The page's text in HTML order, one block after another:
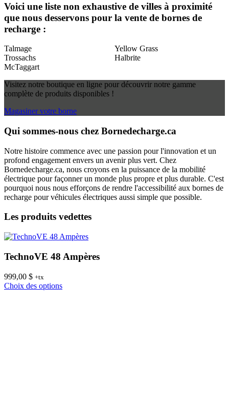
Voici une liste non exhaustive de villes à proximité
que nous desservons pour la vente de bornes de
recharge :
Talmage
Yellow Grass
Trossachs
Halbrite
McTaggart
Visitez notre boutique en ligne pour découvrir notre gamme
complète de produits disponibles !
Magasiner votre borne
Qui sommes-nous chez Bornedecharge.ca
Notre histoire commence avec une passion pour l'innovation et un
profond engagement envers un avenir plus vert. Chez
Bornedecharge.ca, nous croyons en la puissance de la mobilité
électrique pour façonner un monde plus propre et plus durable. C'est
pourquoi nous nous efforçons de rendre l'accessibilité aux bornes de
recharge pour véhicules électriques aussi simple que possible.
Les produits vedettes
TechnoVE 48 Ampères
999,00 $ +tx
Choix des optionsCe